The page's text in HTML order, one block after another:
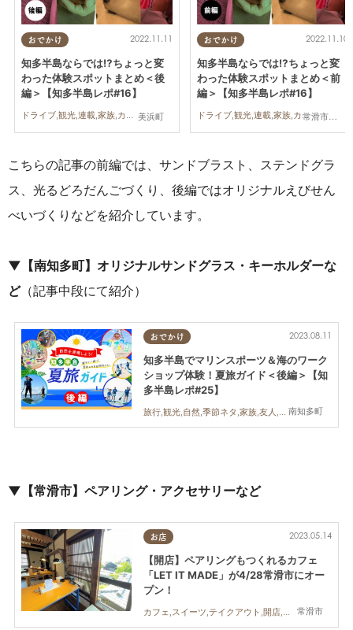
おでかけ
美浜町
2022.11.11
知多半島ならでは⁉ちょっと変
わった体験スポットまとめ＜後
編＞【知多半島レポ#16】
ドライブ,観光,連載,家族,カップル,知多半島レポ
おでかけ
常滑市,南知多町
2022.11.10
知多半島ならでは⁉ちょっと変
わった体験スポットまとめ＜前
編＞【知多半島レポ#16】
ドライブ,観光,連載,家族,カップル,知多半島レポ
こちらの記事の前編では、サンドブラスト、ステンドグラ
ス、光るどろだんごづくり、後編ではオリジナルえびせん
べいづくりなどを紹介しています。
▼【南知多町】オリジナルサンドグラス・キーホルダーな
ど（記事中段にて紹介）
おでかけ
南知多町
2023.08.11
知多半島でマリンスポーツ＆海のワーク
ショップ体験！夏旅ガイド＜後編＞【知
多半島レポ#25】
▼【常滑市】ペアリング・アクセサリーなど
お店
常滑市
2023.05.14
【開店】ペアリングもつくれるカフェ
「LET IT MADE」が4/28常滑市にオー
プン！